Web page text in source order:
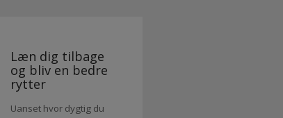
Læn dig tilbage
og bliv en bedre